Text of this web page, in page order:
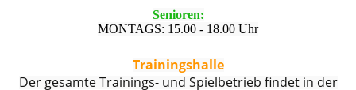
Senioren:
MONTAGS: 15.00 - 18.00 Uhr
Trainingshalle
Der gesamte Trainings- und Spielbetrieb findet in der